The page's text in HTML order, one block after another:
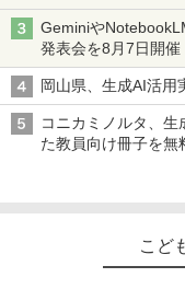
2026年8月12日（水
Geminiや
発表会を8月7日開催
岡山県、生成AI活用
コニカミノルタ、
た教員向け冊子を無
こど